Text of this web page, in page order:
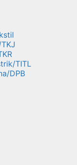
TITL
DPB